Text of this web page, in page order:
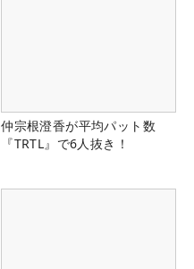
仲宗根澄香が平均パット数
『TRTL』で6人抜き！